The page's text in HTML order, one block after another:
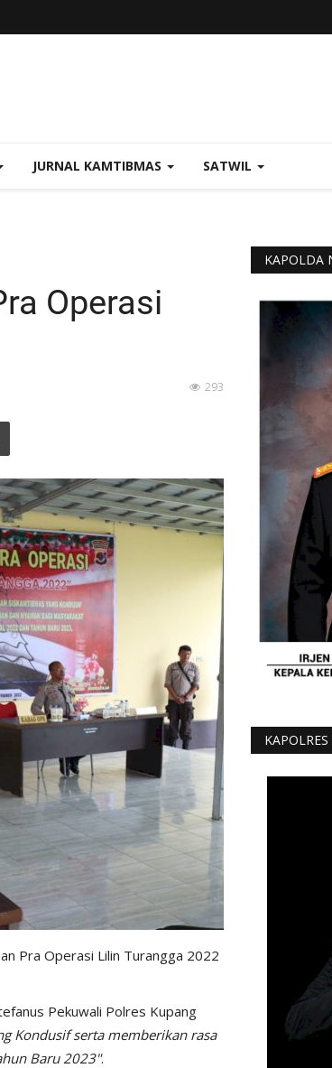
JURNAL KAMTIBMAS SATWIL
Operasi
293
Pra Operasi Lilin Turangga 2022
Pekuwali Polres Kupang
Kondusif serta memberikan rasa
Baru 2023".
KAPOLDA